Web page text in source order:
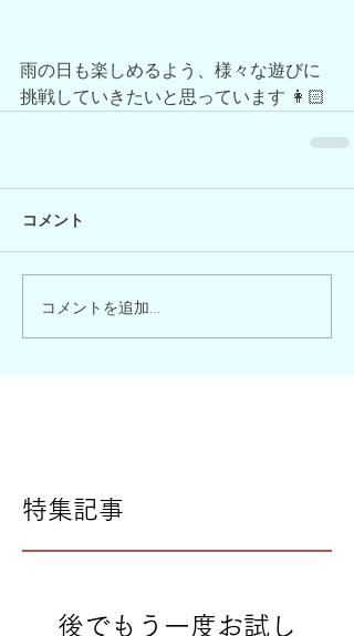
雨の日も楽しめるよう、様々な遊びに
挑戦していきたいと思っています 👩🏻
コメント
コメントを追加…
特集記事
後でもう一度お試し